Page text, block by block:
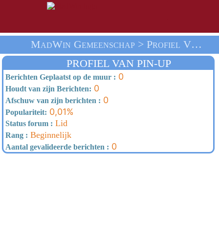
MadWin Gemeenschap > Profiel Van Pin-Up > Thuis
PROFIEL VAN PIN-UP
Berichten Geplaatst op de muur : 0
Houdt van zijn Berichten: 0
Afschuw van zijn berichten : 0
Populariteit: 0,01%
Status forum : Lid
Rang : Beginnelijk
Aantal gevalideerde berichten : 0